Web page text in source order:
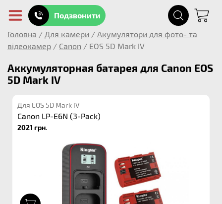
Подзвонити
Головна / Для камери / Акумулятори для фото- та
відеокамер / Canon / EOS 5D Mark IV
Аккумуляторная батарея для Canon EOS
5D Mark IV
Для EOS 5D Mark IV
Canon LP-E6N (3-Pack)
2021 грн.